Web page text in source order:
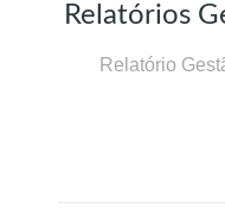
Relatórios
Relatório